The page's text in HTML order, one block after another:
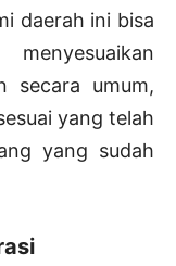
daerah ini bisa
secara umum,
yang telah
yang sudah